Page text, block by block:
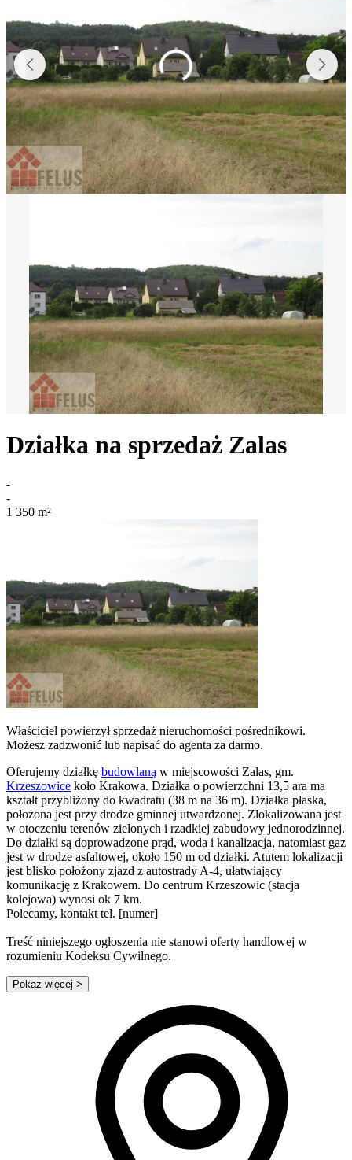
Działka na sprzedaż Zalas
-
-
1 350 m²
Właściciel powierzył sprzedaż nieruchomości pośrednikowi.
Możesz zadzwonić lub napisać do agenta za darmo.
Oferujemy działkę budowlaną w miejscowości Zalas, gm.
Krzeszowice koło Krakowa. Działka o powierzchni 13,5 ara ma
kształt przybliżony do kwadratu (38 m na 36 m). Działka płaska,
położona jest przy drodze gminnej utwardzonej. Zlokalizowana jest
w otoczeniu terenów zielonych i rzadkiej zabudowy jednorodzinnej.
Do działki są doprowadzone prąd, woda i kanalizacja, natomiast gaz
jest w drodze asfaltowej, około 150 m od działki. Atutem lokalizacji
jest blisko położony zjazd z autostrady A-4, ułatwiający
komunikację z Krakowem. Do centrum Krzeszowic (stacja
kolejowa) wynosi ok 7 km.
Polecamy, kontakt tel. [numer]
Treść niniejszego ogłoszenia nie stanowi oferty handlowej w
rozumieniu Kodeksu Cywilnego.
Pokaż więcej >